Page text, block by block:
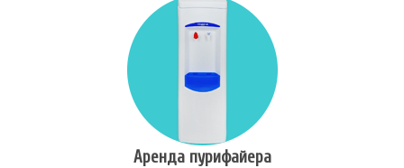
Аренда пурифайера